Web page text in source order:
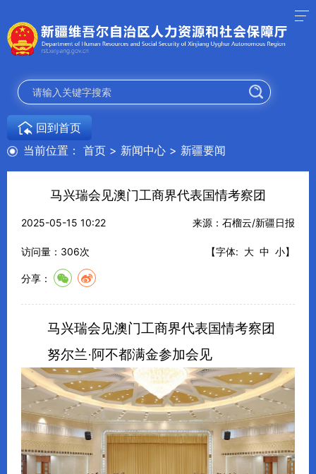
当前位置： 首页 > 新闻中心 > 新疆要闻
回到首页
马兴瑞会见澳门工商界代表国情考察团
2025-05-15 10:22 来源：石榴云/新疆日报
访问量： 306次 【字体: 大 中 小】
分享：
马兴瑞会见澳门工商界代表国情考察团
努尔兰·阿不都满金参加会见